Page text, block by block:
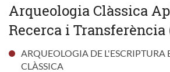
Arqueologia Clàssica
Recerca i Transferència
ARQUEOLOGIA DE L'ESCRIPTURA
CLÀSSICA